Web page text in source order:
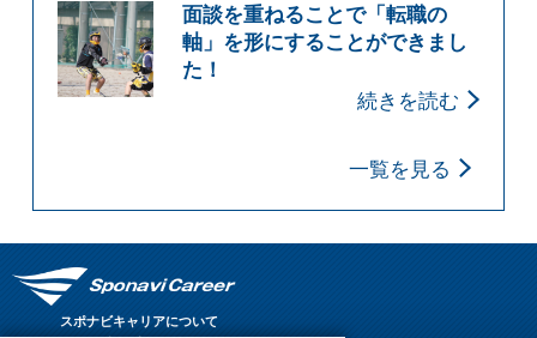
面談を重ねることで「転職の
軸」を形にすることができまし
た！
続きを読む
一覧を見る
スポナビキャリアについて